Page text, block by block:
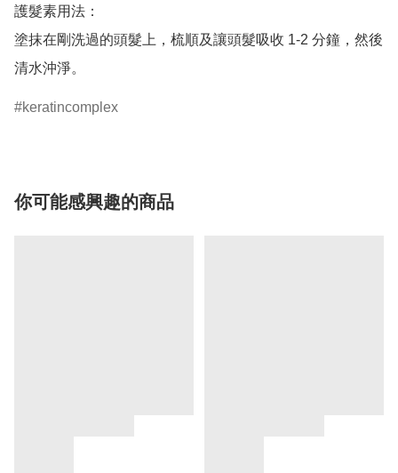
護髮素用法：
塗抹在剛洗過的頭髮上，梳順及讓頭髮吸收 1-2 分鐘，然後
keratincomplex
你可能感興趣的商品